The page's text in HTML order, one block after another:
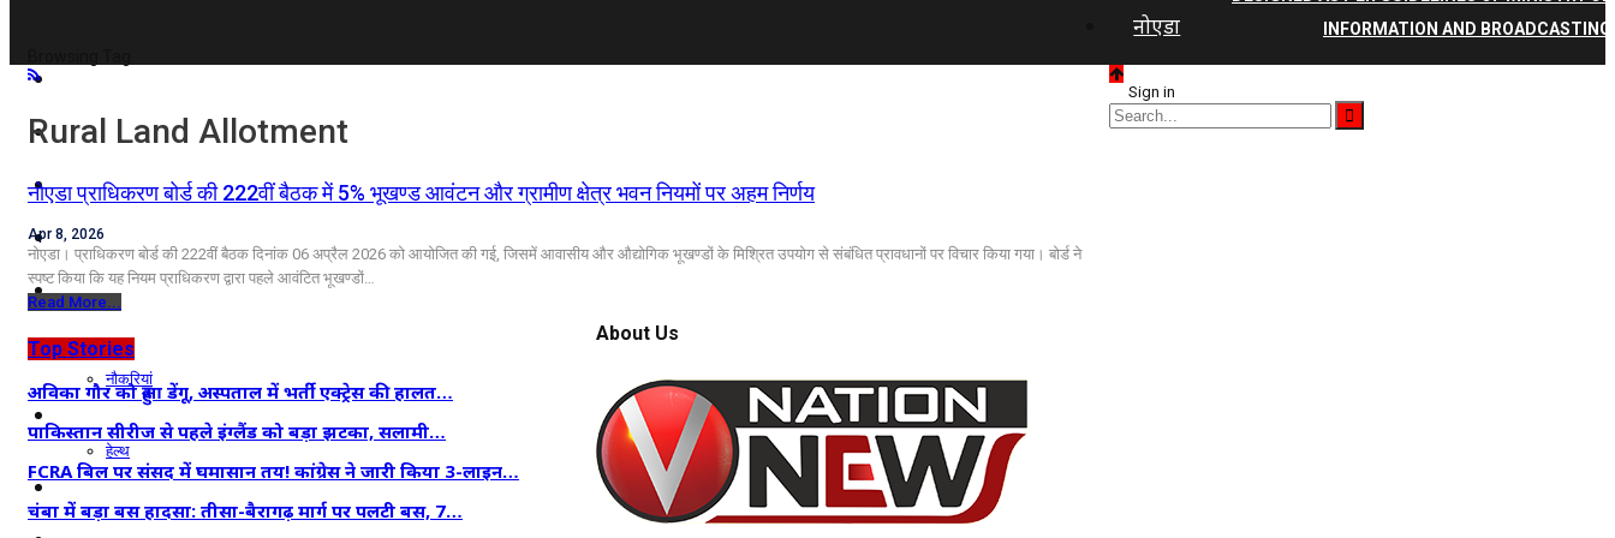
नोएडा
राजनीति
कारोबार
खेल
मनोरंजन
शिक्षा
नौकरियां
जीवन शैली
हेल्थ
क्राइम
Rural Land Allotment
नोएडा प्राधिकरण बोर्ड की 222वीं बैठक में 5% भूखण्ड आवंटन और ग्रामीण क्षेत्र भवन नियमों पर अहम निर्णय
Apr 8, 2026
नोएडा। प्राधिकरण बोर्ड की 222वीं बैठक दिनांक 06 अप्रैल 2026 को आयोजित की गई, जिसमें आवासीय और औद्योगिक भूखण्डों के मिश्रित उपयोग से संबंधित प्रावधानों पर विचार किया गया। बोर्ड ने
स्पष्ट किया कि यह नियम प्राधिकरण द्वारा पहले आवंटित भूखण्डों…
Read More...
Top Stories
अविका गौर को हुआ डेंगू, अस्पताल में भर्ती एक्ट्रेस की हालत…
पाकिस्तान सीरीज से पहले इंग्लैंड को बड़ा झटका, सलामी…
FCRA बिल पर संसद में घमासान तय! कांग्रेस ने जारी किया 3-लाइन…
चंबा में बड़ा बस हादसा: तीसा-बैरागढ़ मार्ग पर पलटी बस, 7…
About Us
INFORMATION AND BROADCASTING
Sign in